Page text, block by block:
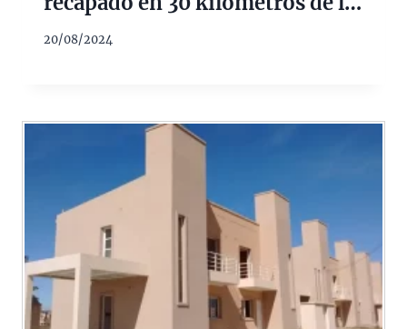
ruta 13
20/08/2024